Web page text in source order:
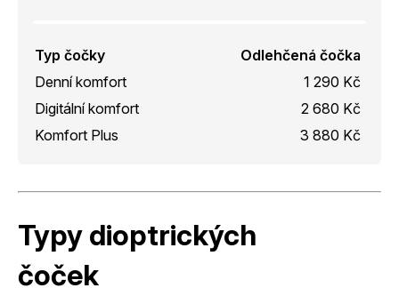
Typ čočky
Odlehčená čočka
Denní komfort
1 290 Kč
Digitální komfort
2 680 Kč
Komfort Plus
3 880 Kč
Typy dioptrických
čoček